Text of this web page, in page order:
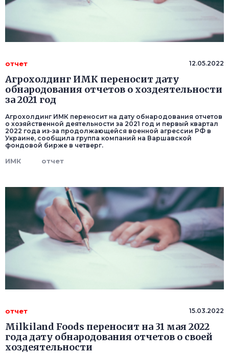
отчет 12.05.2022
Агрохолдинг ИМК переносит дату
обнародования отчетов о хоздеятельности
за 2021 год
Агрохолдинг ИМК переносит на дату обнародования отчетов
о хозяйственной деятельности за 2021 год и первый квартал
2022 года из-за продолжающейся военной агрессии РФ в
Украине, сообщила группа компаний на Варшавской
фондовой бирже в четверг.
ИМК отчет
отчет 15.03.2022
Milkiland Foods переносит на 31 мая 2022
года дату обнародования отчетов о своей
хоздеятельности